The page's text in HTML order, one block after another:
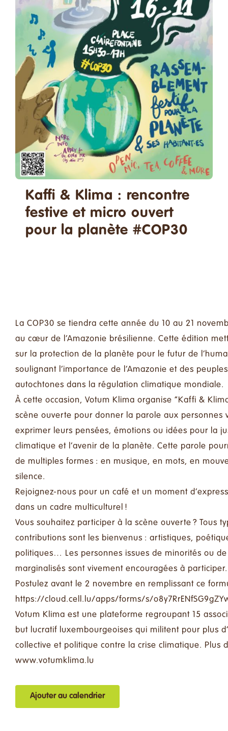
Contact
Rechercher:
Français
Kaffi & Klima : rencontre
festive et micro ouvert
pour la planète #COP30
La COP30 se tiendra cette année du 10 au 21
au cœur de l’Amazonie brésilienne. Cette édition
sur la protection de la planète pour le futur de
soulignant l’importance de l’Amazonie et des peuples
autochtones dans la régulation climatique mondiale.
À cette occasion, Votum Klima organise “Kaffi &
scène ouverte pour donner la parole aux personnes
exprimer leurs pensées, émotions ou idées pour la
climatique et l’avenir de la planète. Cette parole
de multiples formes : en musique, en mots, en
silence.
Rejoignez-nous pour un café et un moment
dans un cadre multiculturel !
Vous souhaitez participer à la scène ouverte ? Tous
contributions sont les bienvenus : artistiques,
politiques… Les personnes issues de minorités ou
marginalisés sont vivement encouragées à participer.
Postulez avant le 2 novembre en remplissant ce
https://cloud.cell.lu/apps/forms/s/
Votum Klima est une plateforme regroupant 15
but lucratif luxembourgeoises qui militent pour plus
collective et politique contre la crise climatique. Plus
www.votumklima.lu
Ajouter au calendrier